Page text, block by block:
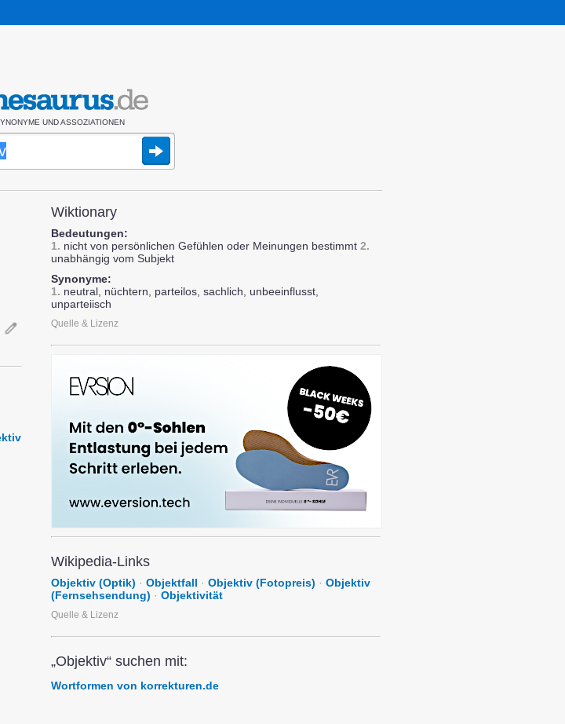
UND ASSOZIATIONEN
Wiktionary
Bedeutungen:
1. nicht von persönlichen Gefühlen oder Meinungen bestimmt 2.
unabhängig vom Subjekt
Synonyme:
1. neutral, nüchtern, parteilos, sachlich, unbeeinflusst,
unparteiisch
Quelle & Lizenz
Wikipedia-Links
Objektiv (Optik) · Objektfall · Objektiv (Fotopreis) · Objektiv
(Fernsehsendung) · Objektivität
Quelle & Lizenz
„Objektiv“ suchen mit:
Wortformen von korrekturen.de